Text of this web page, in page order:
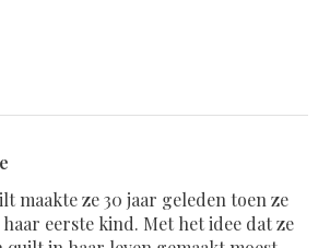
maakte ze 30 jaar geleden toen ze
eerste kind. Met het idee dat ze